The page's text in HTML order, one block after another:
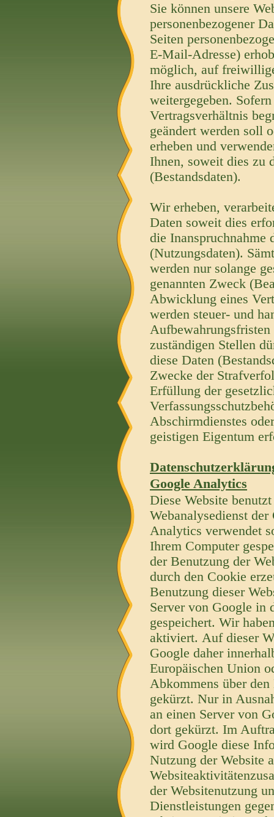
Sie können unsere
personenbezogener
Seiten
E-Mail-Adresse)
möglich, auf
Ihre ausdrückliche
weitergegeben.
Vertragsverhältnis
geändert werden soll
erheben und
Ihnen, soweit dies zu
(Bestandsdaten).
Wir erheben,
Daten soweit dies
die Inanspruchnahme
(Nutzungsdaten).
werden nur solange
genannten Zweck
Abwicklung eines
werden steuer- und
zuständigen Stellen
diese Daten
Zwecke der
Erfüllung der
Abschirmdienstes
geistigen Eigentum
Google Analytics
Diese Website
Webanalysedienst
Analytics verwendet
Ihrem Computer
der Benutzung der
durch den Cookie
Benutzung dieser
Server von Google in
gespeichert. Wir
aktiviert. Auf dieser
Google daher
Europäischen Union
Abkommens über
gekürzt. Nur in
an einen Server von
dort gekürzt. Im
wird Google diese
Nutzung der Website
der Websitenutzung
Dienstleistungen